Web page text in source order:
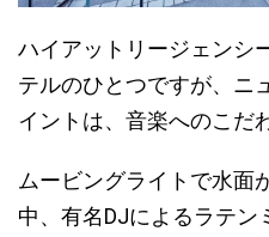
ハイアットリージェンシ
テルのひとつですが、ニ
イントは、音楽へのこだ
ムービングライトで水面
中、 有名DJによるラテン